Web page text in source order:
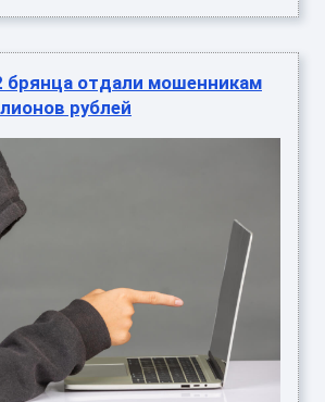
брянца отдали мошенникам
рублей